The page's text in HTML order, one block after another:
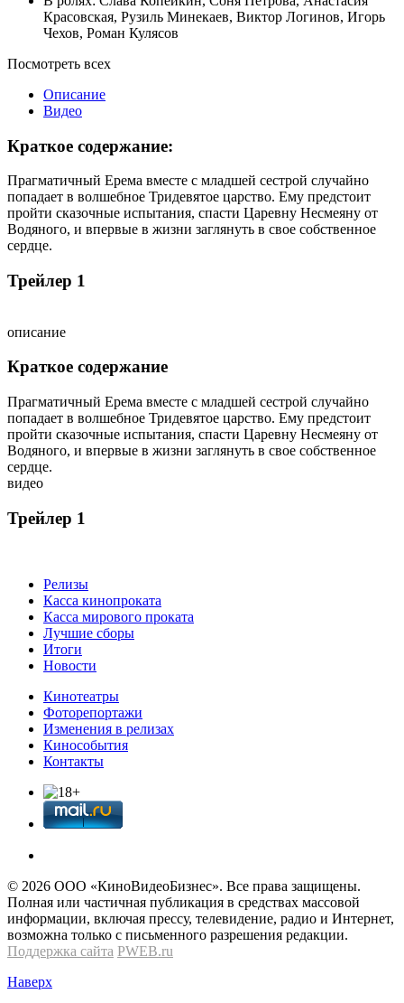
Красовская, Рузиль Минекаев, Виктор Логинов, Игорь
Чехов, Роман Кулясов
Посмотреть всех
Описание
Видео
Краткое содержание:
Прагматичный Ерема вместе с младшей сестрой случайно
попадает в волшебное Тридевятое царство. Ему предстоит
пройти сказочные испытания, спасти Царевну Несмеяну от
Водяного, и впервые в жизни заглянуть в свое собственное
сердце.
Трейлер 1
описание
Краткое содержание
Прагматичный Ерема вместе с младшей сестрой случайно
попадает в волшебное Тридевятое царство. Ему предстоит
пройти сказочные испытания, спасти Царевну Несмеяну от
Водяного, и впервые в жизни заглянуть в свое собственное
сердце.
видео
Трейлер 1
Релизы
Касса кинопроката
Касса мирового проката
Лучшие сборы
Итоги
Новости
Кинотеатры
Фоторепортажи
Изменения в релизах
Кинособытия
Контакты
© 2026 OOО «КиноВидеоБизнес». Все права защищены.
Полная или частичная публикация в средствах массовой
информации, включая прессу, телевидение, радио и Интернет,
возможна только с письменного разрешения редакции.
Поддержка сайта PWEB.ru
Наверх